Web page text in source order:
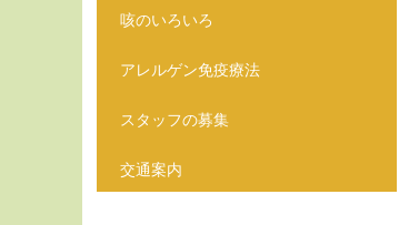
咳のいろいろ
アレルゲン免疫療法
スタッフの募集
交通案内